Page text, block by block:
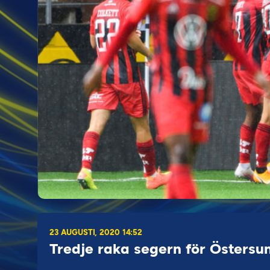
23 AUGUSTI, 2020 14:52
Tredje raka segern för